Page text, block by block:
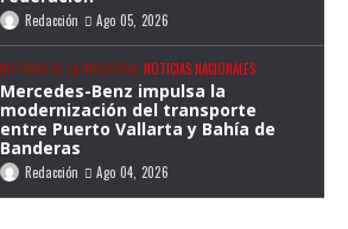
Redacción Ago 05, 2026
NOTICIAS DE LA INDUSTRIA NOTICIAS NACIONALES
Mercedes-Benz impulsa la
modernización del transporte
entre Puerto Vallarta y Bahía de
Banderas
Redacción Ago 04, 2026